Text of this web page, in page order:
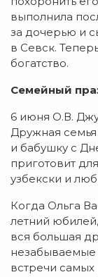
выполнила
за дочерью и
в Севск.
богатство.
Семейный
6 июня О.В.
Дружная
и бабушку с
приготовит
узбекски и
Когда Ольга
летний
вся большая
незабываемые
встречи